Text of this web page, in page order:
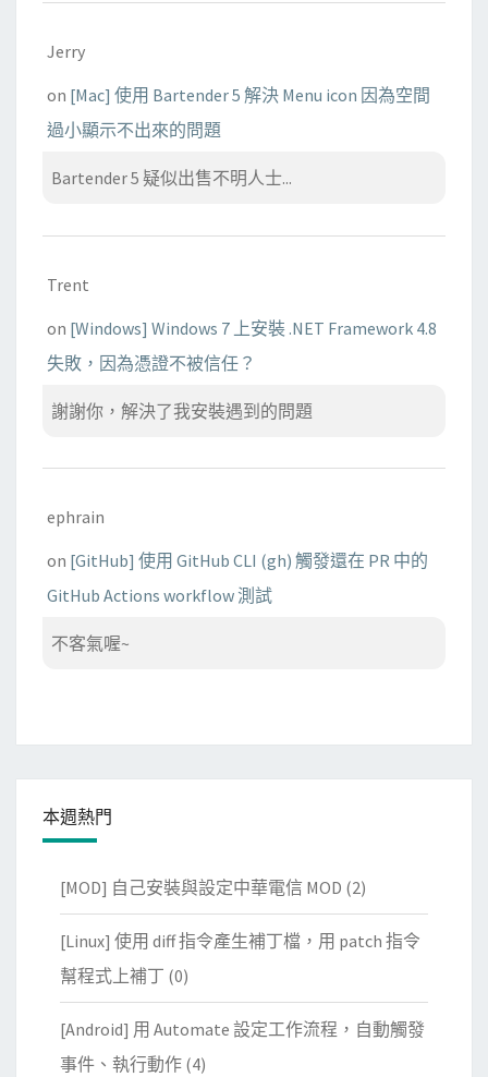
Jerry
on [Mac] 使用 Bartender 5 解決 Menu icon 因為空間
過小顯示不出來的問題
Bartender 5 疑似出售不明人士...
Trent
on [Windows] Windows 7 上安裝 .NET Framework 4.8
失敗，因為憑證不被信任？
謝謝你，解決了我安裝遇到的問題
ephrain
on [GitHub] 使用 GitHub CLI (gh) 觸發還在 PR 中的
GitHub Actions workflow 測試
不客氣喔~
本週熱門
[MOD] 自己安裝與設定中華電信 MOD (2)
[Linux] 使用 diff 指令產生補丁檔，用 patch 指令
幫程式上補丁 (0)
[Android] 用 Automate 設定工作流程，自動觸發
事件、執行動作 (4)